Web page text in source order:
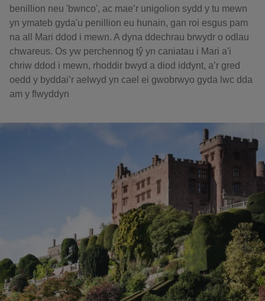
benillion neu 'bwnco', ac mae’r unigolion sydd y tu mewn
yn ymateb gyda'u penillion eu hunain, gan roi esgus pam
na all Mari ddod i mewn. A dyna ddechrau brwydr o odlau
chwareus. Os yw perchennog tŷ yn caniatau i Mari a'i
chriw ddod i mewn, rhoddir bwyd a diod iddynt, a’r gred
oedd y byddai’r aelwyd yn cael ei gwobrwyo gyda lwc dda
am y flwyddyn